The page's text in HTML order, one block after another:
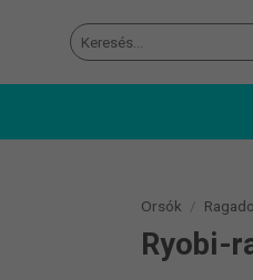
Keresés
a
Orsók /
Ryobi-